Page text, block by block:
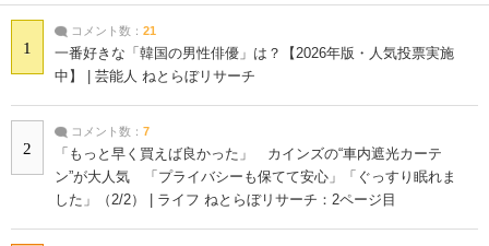
1
コメント数： 21
一番好きな「韓国の男性俳優」は？【2026年版・人気投票実施
中】 | 芸能人 ねとらぼリサーチ
2
コメント数： 7
「もっと早く買えば良かった」 カインズの“車内遮光カーテ
ン”が大人気 「プライバシーも保てて安心」「ぐっすり眠れま
した」（2/2） | ライフ ねとらぼリサーチ：2ページ目